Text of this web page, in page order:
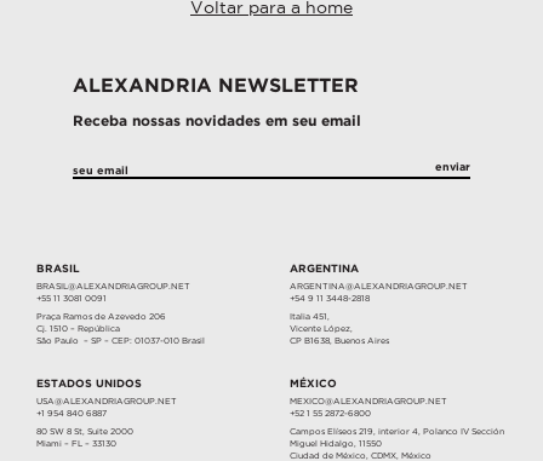
Voltar para a home
ALEXANDRIA NEWSLETTER
Receba nossas novidades em seu email
BRASIL
BRASIL@ALEXANDRIAGROUP.NET
+55 11 3081 0091
Praça Ramos de Azevedo 206
Cj. 1510 – República
São Paulo – SP – CEP: 01037-010 Brasil
ARGENTINA
ARGENTINA@ALEXANDRIAGROUP.NET
+54 9 11 3448-2818
Italia 451,
Vicente López,
CP B1638, Buenos Aires
ESTADOS UNIDOS
USA@ALEXANDRIAGROUP.NET
+1 954 840 6887
80 SW 8 St, Suite 2000
Miami – FL – 33130
MÉXICO
MEXICO@ALEXANDRIAGROUP.NET
+52 1 55 2872-6800
Campos Elíseos 219, interior 4, Polanco IV Sección
Miguel Hidalgo, 11550
Ciudad de México, CDMX, México